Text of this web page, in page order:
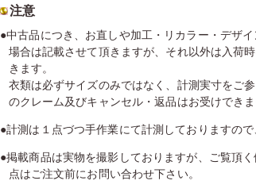
注意
●中古品につき、お直しや加工・リカラー・デザ
場合は記載させて頂きますが、それ以外は入荷
きます。
衣類は必ずサイズのみではなく、計測実寸をご
のクレーム及びキャンセル・返品はお受けでき
●計測は１点づつ手作業にて計測しておりますの
●掲載商品は実物を撮影しておりますが、ご覧頂
点はご注文前にお問い合わせ下さい。